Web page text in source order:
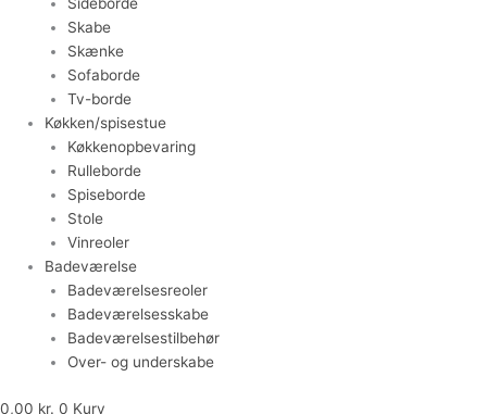
Skabe
Skænke
Sofaborde
Tv-borde
Køkken/spisestue
Køkkenopbevaring
Rulleborde
Spiseborde
Stole
Vinreoler
Badeværelse
Badeværelsesreoler
Badeværelsesskabe
Badeværelsestilbehør
Over- og underskabe
0,00 kr. 0 Kurv